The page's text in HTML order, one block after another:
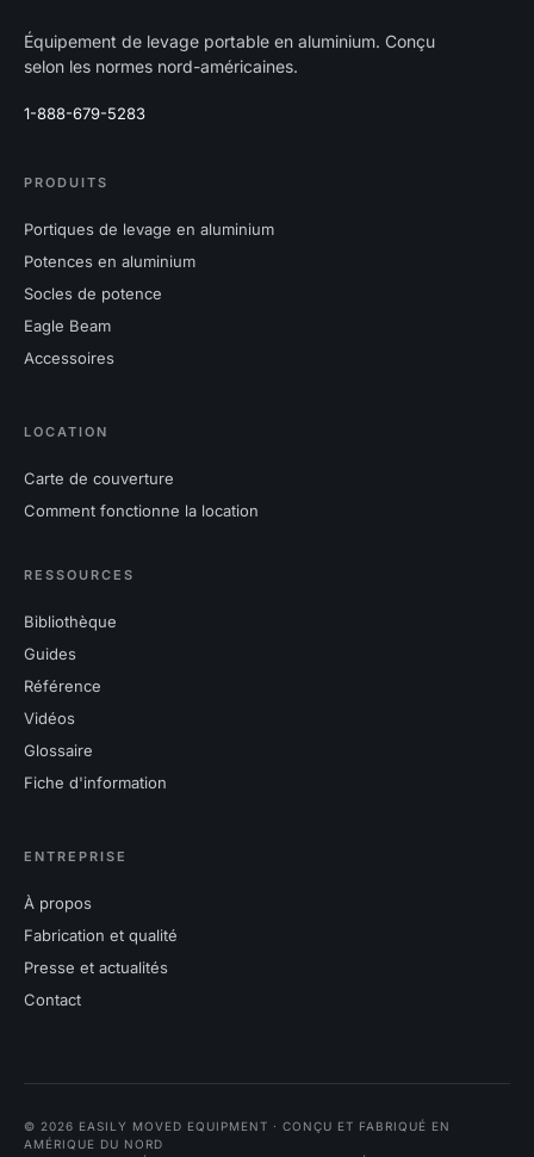
Équipement de levage portable en aluminium. Conçu
selon les normes nord-américaines.
1-888-679-5283
PRODUITS
Portiques de levage en aluminium
Potences en aluminium
Socles de potence
Eagle Beam
Accessoires
LOCATION
Carte de couverture
Comment fonctionne la location
RESSOURCES
Bibliothèque
Guides
Référence
Vidéos
Glossaire
Fiche d'information
ENTREPRISE
À propos
Fabrication et qualité
Presse et actualités
Contact
© 2026 EASILY MOVED EQUIPMENT · CONÇU ET FABRIQUÉ EN
AMÉRIQUE DU NORD